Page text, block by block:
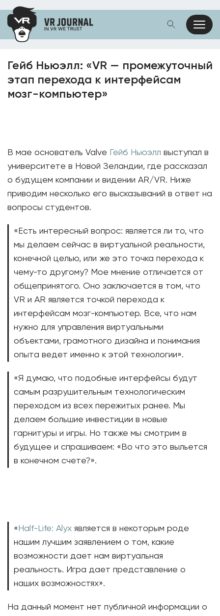
Гейб Ньюэлл: «VR — промежуточный
этап перехода к интерфейсам
мозг-компьютер»
В мае основатель Valve Гейб Ньюэлл выступал в
университете в Новой Зеландии, где рассказал
о будущем компании и видении AR/VR. Ниже
приводим несколько его высказываний в ответ на
вопросы студентов.
«Есть интересный вопрос: является ли то, что
мы делаем сейчас в виртуальной реальности,
конечной целью, или же это точка перехода к
чему-то другому? Мое мнение отличается от
общепринятого. Оно заключается в том, что
VR и AR является точкой перехода к
интерфейсам мозг-компьютер. Все, что нам
нужно для управления виртуальными
объектами, грамотного дизайна и понимания
опыта ведет именно к этой технологии».
«Я думаю, что подобные интерфейсы будут
самым разрушительным технологическим
переходом из всех пережитых ранее. Мы
делаем большие инвестиции в новые
гарнитуры и игры. Но также мы смотрим в
будущее и спрашиваем: «Во что это выльется
в конечном счете?».
« Half-Life: Alyx является в некоторым роде
нашим лучшим заявлением о том, какие
возможности дает нам виртуальная
реальность. Игра дает представление о
наших возможностях».
На данный момент нет публичной информации о